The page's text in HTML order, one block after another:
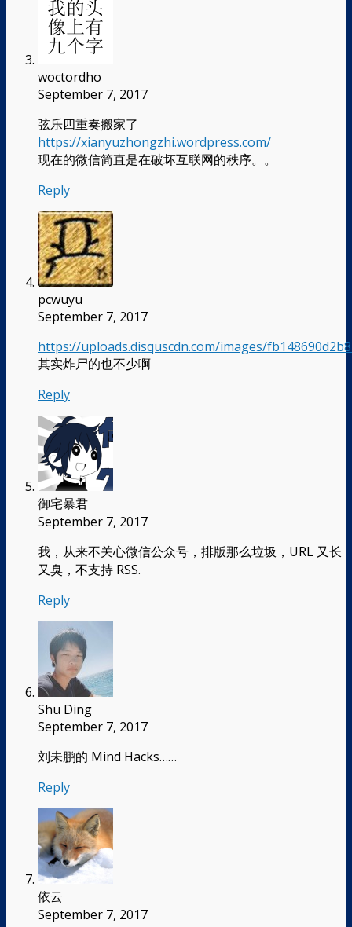
woctordho
September 7, 2017
弦乐四重奏搬家了
https://xianyuzhongzhi.wordpress.com/
现在的微信简直是在破坏互联网的秩序。。
Reply
pcwuyu
September 7, 2017
https://uploads.disquscdn.com/images/
其实炸尸的也不少啊
Reply
御宅暴君
September 7, 2017
我，从来不关心微信公众号，排版那么垃圾，URL 又长
又臭，不支持 RSS.
Reply
Shu Ding
September 7, 2017
刘未鹏的 Mind Hacks……
Reply
依云
September 7, 2017